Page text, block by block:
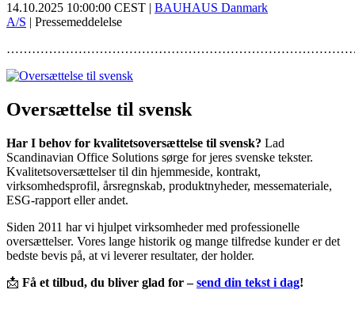
14.10.2025 10:00:00 CEST | BAUHAUS Danmark
A/S | Pressemeddelelse
Oversættelse til svensk
Har I behov for kvalitetsoversættelse til svensk? Lad
Scandinavian Office Solutions sørge for jeres svenske tekster.
Kvalitetsoversættelser til din hjemmeside, kontrakt,
virksomhedsprofil, årsregnskab, produktnyheder, messemateriale,
ESG-rapport eller andet.
Siden 2011 har vi hjulpet virksomheder med professionelle
oversættelser. Vores lange historik og mange tilfredse kunder er det
bedste bevis på, at vi leverer resultater, der holder.
📩 Få et tilbud, du bliver glad for –send din tekst i dag!